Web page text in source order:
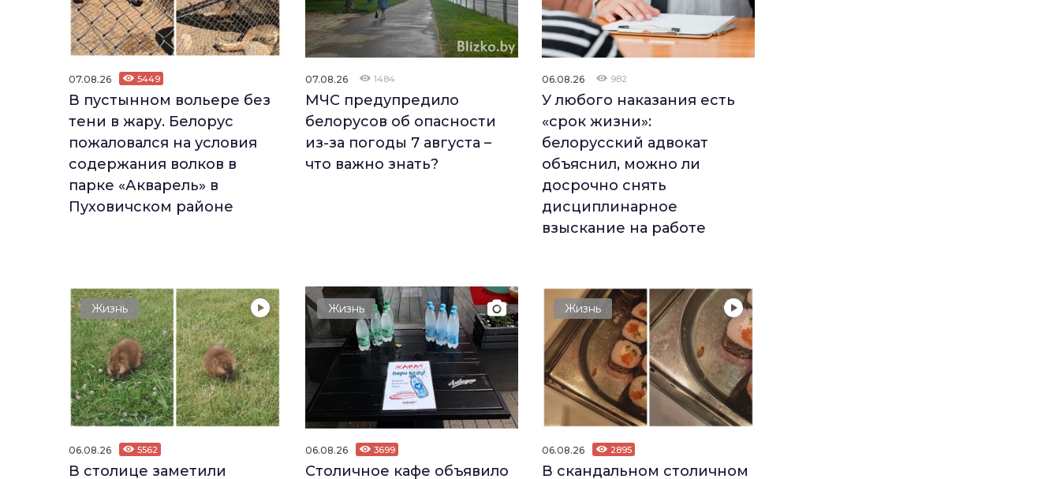
07.08.26 5449
В пустынном вольере без
тени в жару. Белорус
пожаловался на условия
содержания волков в
парке «Акварель» в
Пуховичском районе
07.08.26 1484
МЧС предупредило
белорусов об опасности
из-за погоды 7 августа –
что важно знать?
06.08.26 982
У любого наказания есть
«срок жизни»:
белорусский адвокат
объяснил, можно ли
досрочно снять
дисциплинарное
взыскание на работе
Жизнь
06.08.26 5562
В столице заметили
Жизнь
06.08.26 3699
Столичное кафе объявило
Жизнь
06.08.26 2895
В скандальном столичном